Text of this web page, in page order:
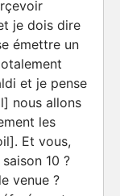
je dois dire
émettre un
et je pense
nous allons
les
Et vous,
10 ?
venue ?